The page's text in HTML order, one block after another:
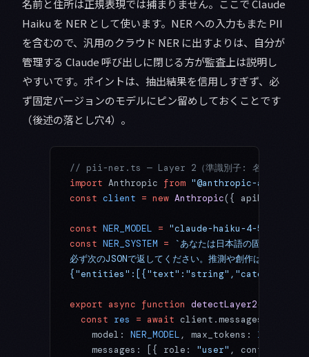
名前と住所は正規表現では捕まりません。ここで Claude
Haiku を NER として使います。NER への入力もまた PII
を含むので、汎用のクラウド NER に出すよりは、自分が
管理する Claude 呼び出しに閉じる方が監査上は説明し
やすいです。ポイントは、抽出結果を信用しすぎず、必
ず固定バージョンのモデルにピン留めしておくことです
（後述の落とし穴4）。
// pii-ner.ts — Layer 2（準識別子: 名前・住所）の
import Anthropic from "@anthropic-ai/sdk"
const client = new Anthropic({ apiKey:
const NER_MODEL = "claude-haiku-4-5-
const NER_SYSTEM = `あなたは日本語の固有表現抽
必ず次のJSONで返してください。推測や創作は禁止。分
export async function detectLayer2(
  const
res = await client.messages.
    model:
NER_MODEL , max_tokens: 1024
    messages: [{ role:
"user" , content: